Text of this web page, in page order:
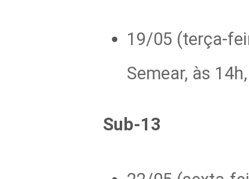
19/05 (terça-
Semear, às
Sub-13